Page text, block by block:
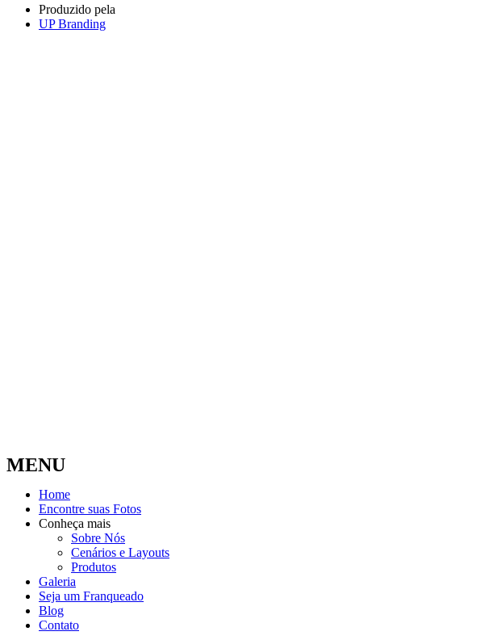
Produzido pela
UP Branding
MENU
Home
Encontre suas Fotos
Conheça mais
Sobre Nós
Cenários e Layouts
Produtos
Galeria
Seja um Franqueado
Blog
Contato